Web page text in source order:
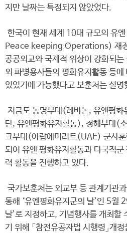
지만 날짜는 특정되지 않았었다.
한국이 현재 세계 10대 규모의 유
Peace keeping Operations) 재정
공공외교와 국제적 위상이 강화되는
외 파병용사들의 평화유지활동 등에
있었기에 가능했다고 보훈처는 설명
지금도 동명부대(레바논, 유엔평
단, 유엔평화유지활동), 청해부대(
크부대(아랍에미리트(UAE) 군사
되어 유엔 평화유지활동과 다국적
력 활동을 진행하고 있다.
국가보훈처는 외교부 등 관계기관
통해 ‘유엔평화유지군의 날’인 5월
날’로 지정하고, 기념행사를 개최할
기 위해 「참전유공자법 시행령」개